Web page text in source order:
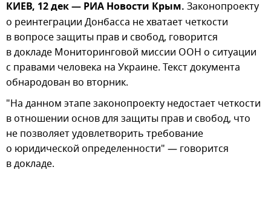
КИЕВ, 12 дек — РИА Новости Крым. Законопроекту
о реинтеграции Донбасса не хватает четкости
в вопросе защиты прав и свобод, говорится
в докладе Мониторинговой миссии ООН о ситуации
с правами человека на Украине. Текст документа
обнародован во вторник.
"На данном этапе законопроекту недостает четкости
в отношении основ для защиты прав и свобод, что
не позволяет удовлетворить требование
о юридической определенности" — говорится
в докладе.